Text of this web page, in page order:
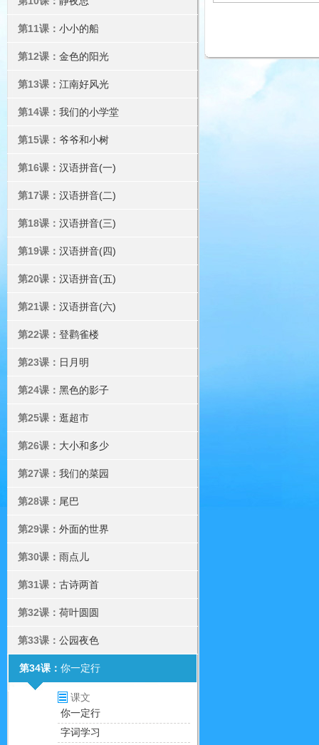
第11课： 小小的船
第12课： 金色的阳光
第13课： 江南好风光
第14课： 我们的小学堂
第15课： 爷爷和小树
第16课： 汉语拼音(一)
第17课： 汉语拼音(二)
第18课： 汉语拼音(三)
第19课： 汉语拼音(四)
第20课： 汉语拼音(五)
第21课： 汉语拼音(六)
第22课： 登鹳雀楼
第23课： 日月明
第24课： 黑色的影子
第25课： 逛超市
第26课： 大小和多少
第27课： 我们的菜园
第28课： 尾巴
第29课： 外面的世界
第30课： 雨点儿
第31课： 古诗两首
第32课： 荷叶圆圆
第33课： 公园夜色
第34课： 你一定行
课文
你一定行
字词学习